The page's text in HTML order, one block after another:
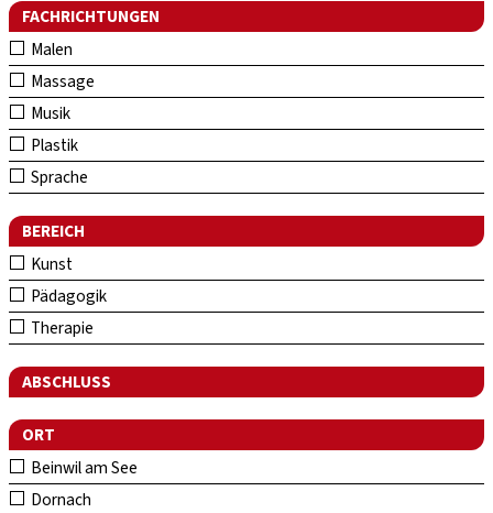
FACHRICHTUNGEN
Malen
Massage
Musik
Plastik
Sprache
BEREICH
Kunst
Pädagogik
Therapie
ABSCHLUSS
ORT
Beinwil am See
Dornach